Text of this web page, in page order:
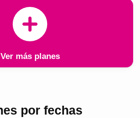
Ver más planes
por fechas